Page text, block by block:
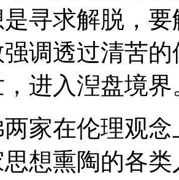
是寻求解脱，
调透过清苦
进入湼盘境界
在伦理观念
想熏陶的各